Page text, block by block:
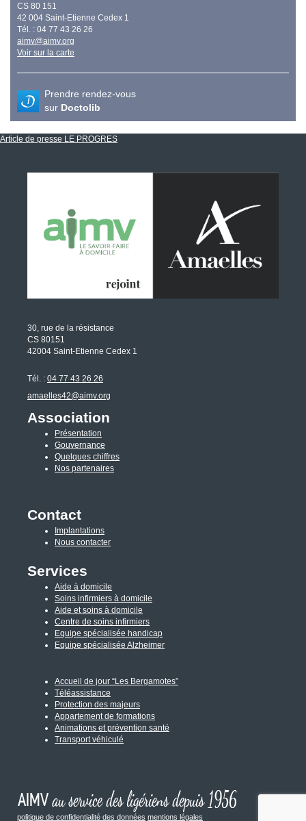
CS 80 151
42 004 Saint-Etienne Cedex 1
Tél. : 04 77 43 26 26
aimv@aimv.org
Voir sur la carte
Prendre rendez-vous
sur Doctolib
Article de presse LE PROGRES
30, rue de la résistance
CS 80151
42004 Saint-Etienne Cedex 1
Tél. : 04 77 43 26 26
amaelles42@aimv.org
Association
Présentation
Gouvernance
Quelques chiffres
Nos partenaires
Contact
Implantations
Nous contacter
Services
Aide à domicile
Soins infirmiers à domicile
Aide et soins à domicile
Centre de soins infirmiers
Equipe spécialisée handicap
Equipe spécialisée Alzheimer
Accueil de jour “Les Bergamotes”
Téléassistance
Protection des majeurs
Appartement de formations
Animations et prévention santé
Transport véhiculé
politique de confidentialité des données mentions légales